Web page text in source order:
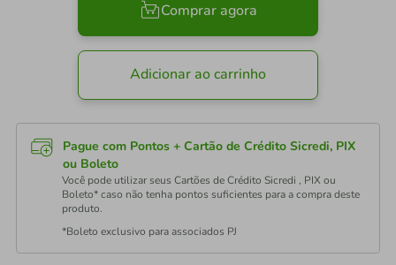
Comprar agora
Adicionar ao carrinho
Pague com Pontos + Cartão de Crédito Sicredi, PIX
ou Boleto
Você pode utilizar seus Cartões de Crédito Sicredi , PIX ou
Boleto* caso não tenha pontos suficientes para a compra deste
produto.
*Boleto exclusivo para associados PJ